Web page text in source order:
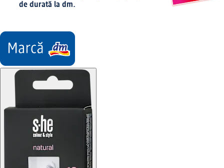
de durată la dm.